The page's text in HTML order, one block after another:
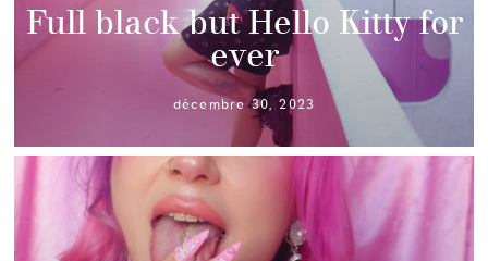
Full black but Hello Kitty for
ever
décembre 30, 2023